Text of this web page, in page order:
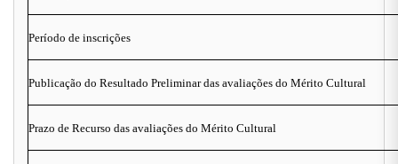
Período de inscrições
Publicação do Resultado Preliminar das avaliações do Mérito Cultural
Prazo de Recurso das avaliações do Mérito Cultural